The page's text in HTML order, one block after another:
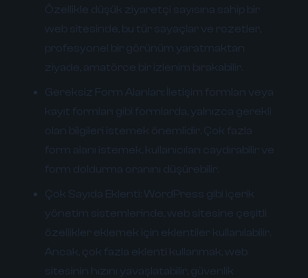
Özellikle düşük ziyaretçi sayısına sahip bir
web sitesinde, bu tür sayaçlar ve rozetler,
profesyonel bir görünüm yaratmaktan
ziyade, amatörce bir izlenim bırakabilir.
Gereksiz Form Alanları: İletişim formları veya
kayıt formları gibi formlarda, yalnızca gerekli
olan bilgileri istemek önemlidir. Çok fazla
form alanı istemek, kullanıcıları caydırabilir ve
form doldurma oranını düşürebilir.
Çok Sayıda Eklenti: WordPress gibi içerik
yönetim sistemlerinde, web sitesine çeşitli
özellikler eklemek için eklentiler kullanılabilir.
Ancak, çok fazla eklenti kullanmak, web
sitesinin hızını yavaşlatabilir, güvenlik